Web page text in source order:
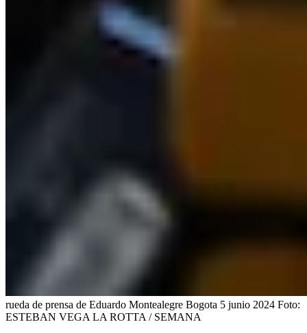
rueda de prensa de Eduardo Montealegre Bogota 5 junio 2024 Foto:
ESTEBAN VEGA LA ROTTA / SEMANA